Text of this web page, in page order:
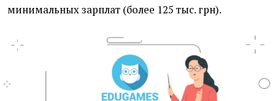
минимальных зарплат (более 125 тыс. грн).